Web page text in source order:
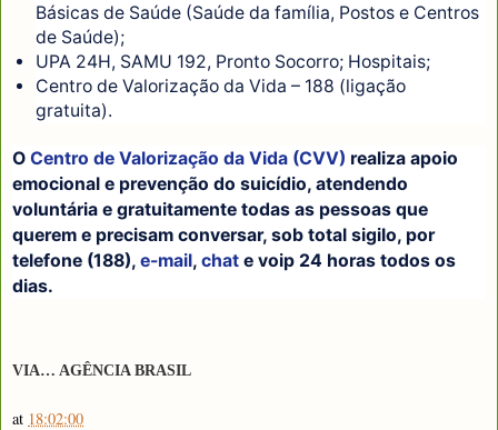
Básicas de Saúde (Saúde da família, Postos e Centros
de Saúde);
UPA 24H, SAMU 192, Pronto Socorro; Hospitais;
Centro de Valorização da Vida – 188 (ligação
gratuita).
O Centro de Valorização da Vida (CVV) realiza apoio
emocional e prevenção do suicídio, atendendo
voluntária e gratuitamente todas as pessoas que
querem e precisam conversar, sob total sigilo, por
telefone (188), e-mail, chat e voip 24 horas todos os
dias.
VIA… AGÊNCIA BRASIL
at 18:02:00